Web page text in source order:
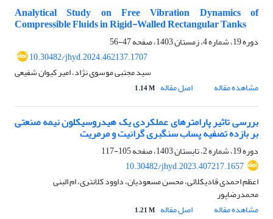
Analytical Study on Free Vibration Dynamics of
Compressible Fluids in Rigid-Walled Rectangular Tanks
دوره 19، شماره 4، زمستان 1403، صفحه
47-56
10.30482/jhyd.2024.462137.1707
سید مجتبی موسوی نژاد، امیر کیوان شفیعی
مشاهده مقاله
اصل مقاله 1.14 M
بررسی تاثیر پارامترهای عملکردی یک هیدروسیکلون نیمه صنعتی
بر بازده تصفیه پساب سنگبری گرانیت و مرمریت
دوره 19، شماره 2، تابستان 1403، صفحه
105-117
10.30482/jhyd.2023.407217.1657
اعظم احمدی قادیکلائی، محسن مسعودیان، داوود کلانتری، ام البنی
محمدرضاپور
مشاهده مقاله
اصل مقاله 1.21 M